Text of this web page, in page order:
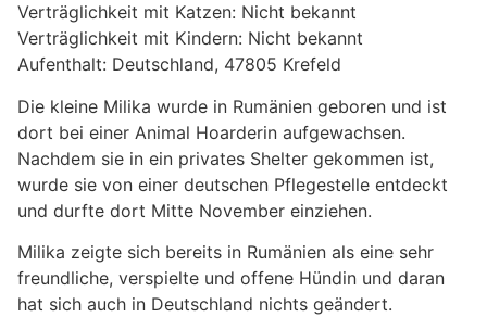
Verträglichkeit mit Katzen: Nicht bekannt
Verträglichkeit mit Kindern: Nicht bekannt
Aufenthalt: Deutschland, 47805 Krefeld
Die kleine Milika wurde in Rumänien geboren und ist
dort bei einer Animal Hoarderin aufgewachsen.
Nachdem sie in ein privates Shelter gekommen ist,
wurde sie von einer deutschen Pflegestelle entdeckt
und durfte dort Mitte November einziehen.
Milika zeigte sich bereits in Rumänien als eine sehr
freundliche, verspielte und offene Hündin und daran
hat sich auch in Deutschland nichts geändert.